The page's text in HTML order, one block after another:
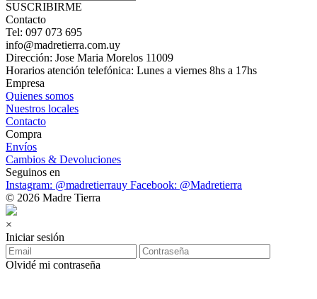
SUSCRIBIRME
Contacto
Tel: 097 073 695
info@madretierra.com.uy
Dirección: Jose Maria Morelos 11009
Horarios atención telefónica: Lunes a viernes 8hs a 17hs
Empresa
Quienes somos
Nuestros locales
Contacto
Compra
Envíos
Cambios & Devoluciones
Seguinos en
Instagram: @madretierrauy Facebook: @Madretierra
© 2026 Madre Tierra
×
Iniciar sesión
Olvidé mi contraseña